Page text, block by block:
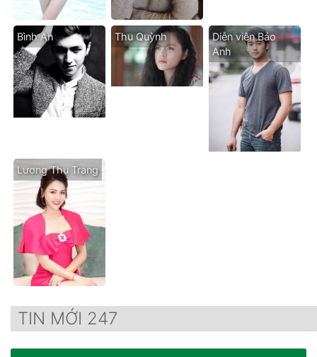
Bình An Thu Quỳnh
Diễn viên Bảo
Anh
Lương Thu Trang
TIN MỚI 247